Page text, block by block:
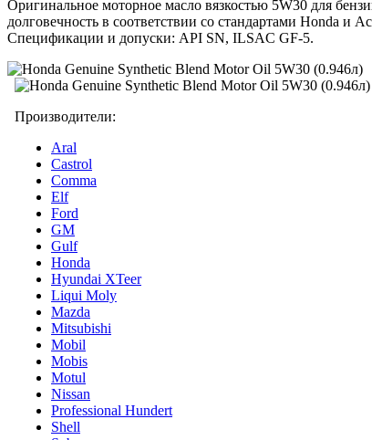
Оригинальное моторное масло вязкостью 5W30 для
долговечность в соответствии со стандартами Honda и
Спецификации и допуски: API SN, ILSAC GF-5.
Производители:
Aral
Castrol
Comma
Elf
Ford
GM
Gulf
Honda
Hyundai XTeer
Liqui Moly
Mazda
Mitsubishi
Mobil
Mobis
Motul
Nissan
Professional Hundert
Shell